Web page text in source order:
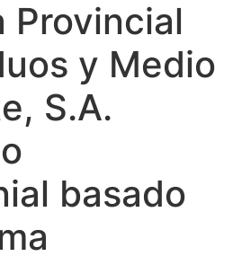
Provincial
y Medio
S.A.
basado